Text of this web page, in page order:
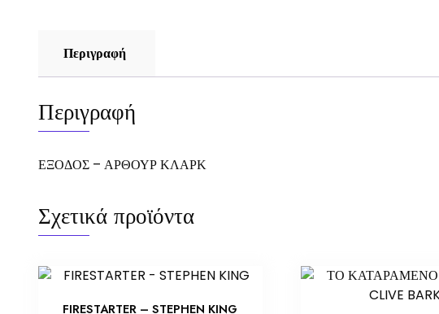
Περιγραφή
Περιγραφή
ΕΞΟΔΟΣ – ΑΡΘΟΥΡ ΚΛΑΡΚ
Σχετικά προϊόντα
FIRESTARTER – STEPHEN KING